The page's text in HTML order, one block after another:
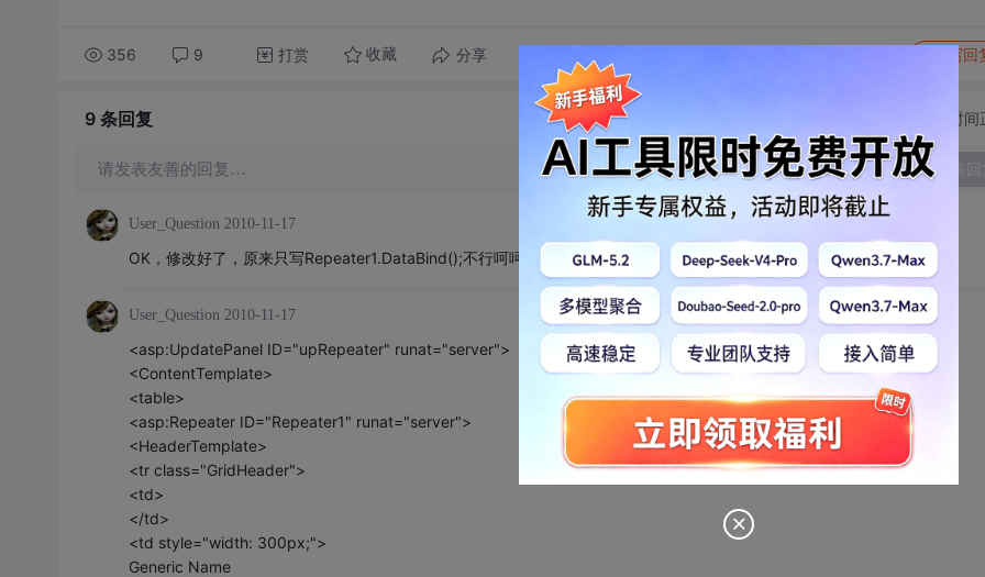
356 9 打赏 收藏 分享 写回
9 条回复 切换为时间
请发表友善的回复… 发表回
User_Question 2010-11-17
OK，修改好了，原来只写Repeater1.DataBind();不行呵呵。这就结帖。
User_Question 2010-11-17
<asp:UpdatePanel ID="upRepeater" runat="server">
<ContentTemplate>
<table>
<asp:Repeater ID="Repeater1" runat="server">
<HeaderTemplate>
<tr class="GridHeader">
<td>
</td>
<td style="width: 300px;">
Generic Name